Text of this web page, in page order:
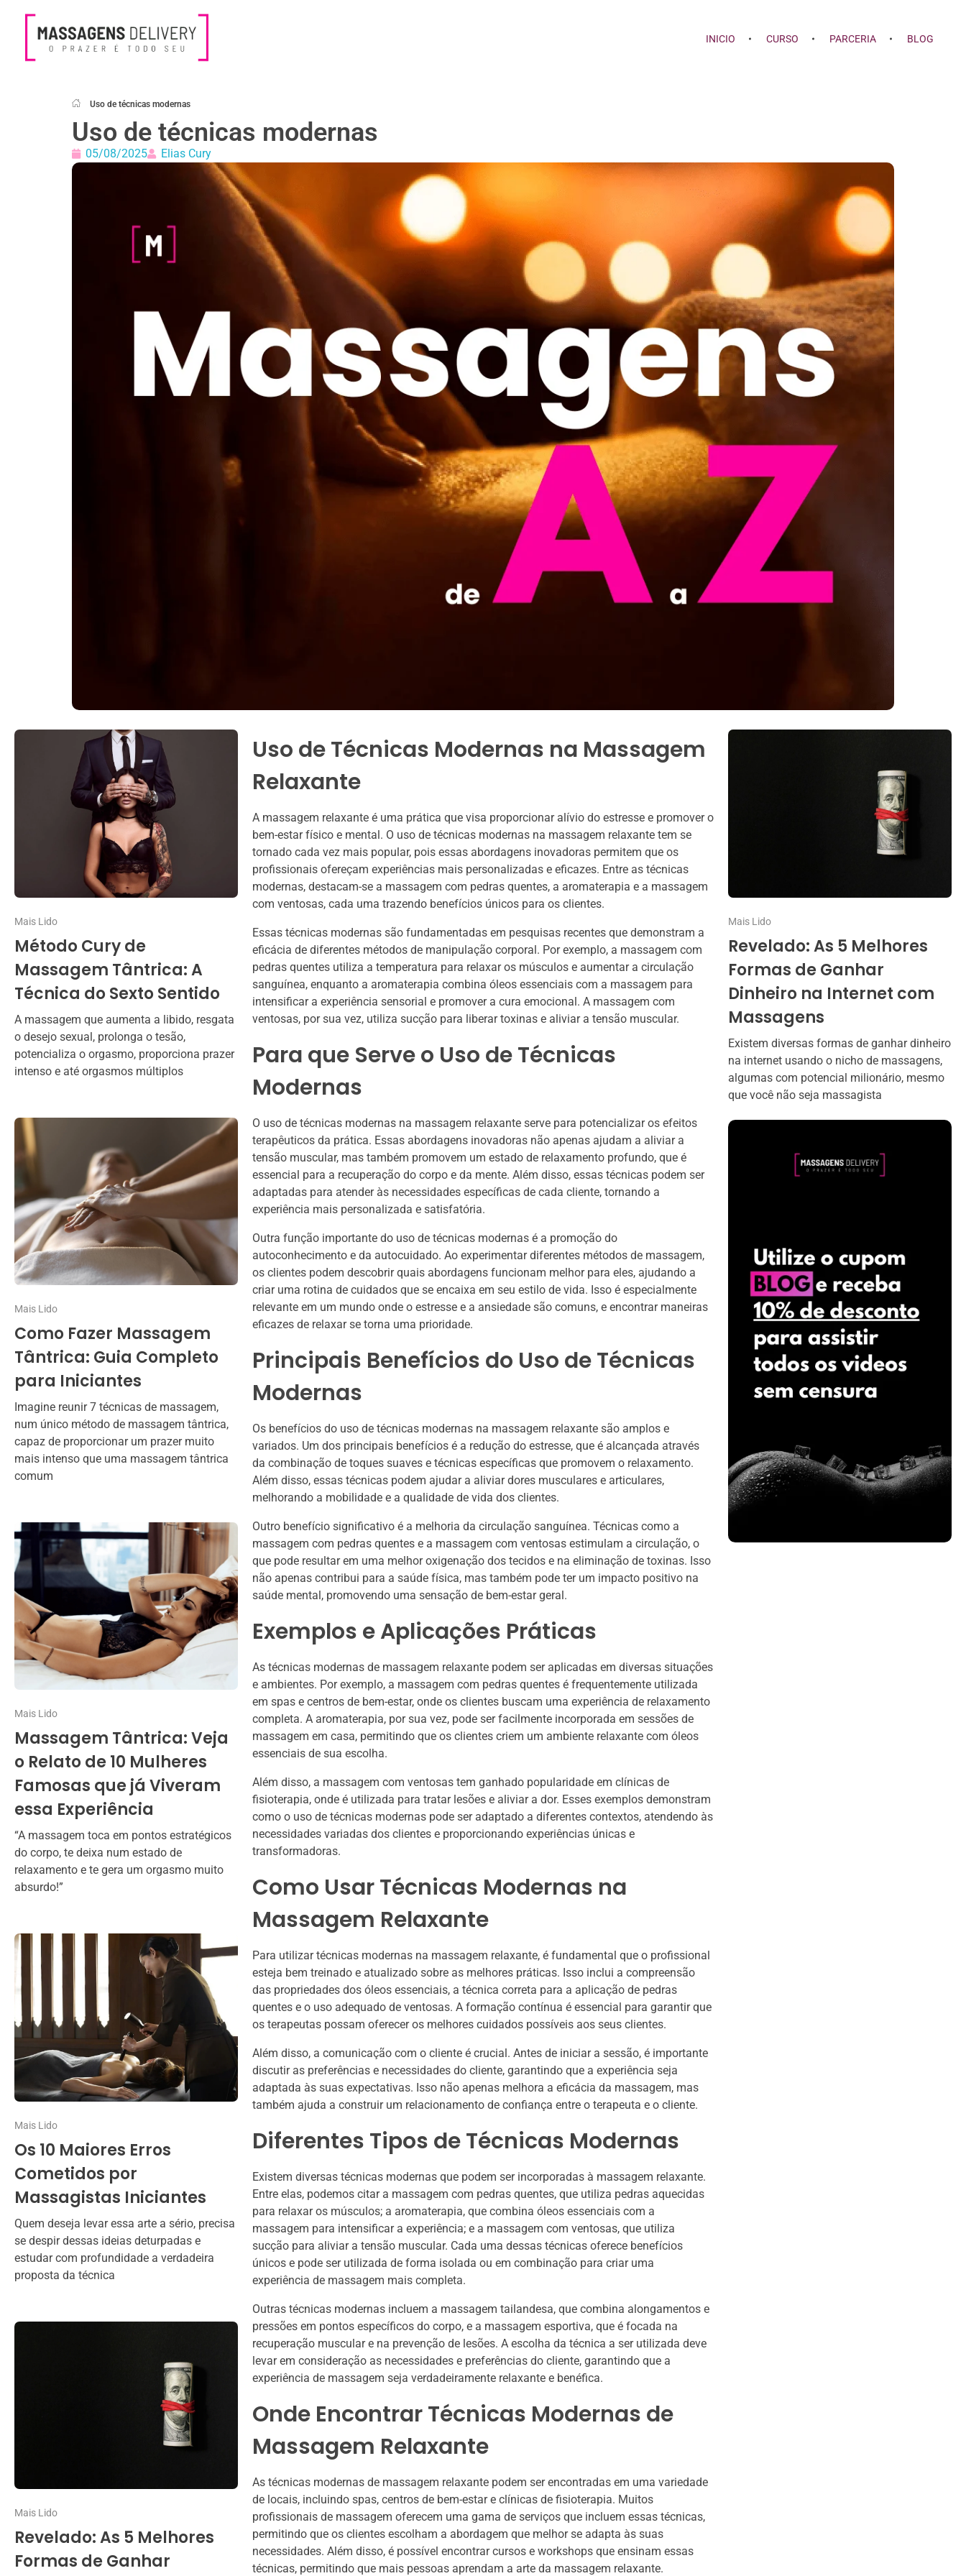
INICIO CURSO PARCERIA BLOG
Uso de técnicas modernas
Uso de técnicas modernas
05/08/2025 Elias Cury
Mais Lido
Método Cury de
Massagem Tântrica: A
Técnica do Sexto Sentido
A massagem que aumenta a libido, resgata
o desejo sexual, prolonga o tesão,
potencializa o orgasmo, proporciona prazer
intenso e até orgasmos múltiplos
Mais Lido
Como Fazer Massagem
Tântrica: Guia Completo
para Iniciantes
Imagine reunir 7 técnicas de massagem,
num único método de massagem tântrica,
capaz de proporcionar um prazer muito
mais intenso que uma massagem tântrica
comum
Mais Lido
Massagem Tântrica: Veja
o Relato de 10 Mulheres
Famosas que já Viveram
essa Experiência
“A massagem toca em pontos estratégicos
do corpo, te deixa num estado de
relaxamento e te gera um orgasmo muito
absurdo!”
Mais Lido
Os 10 Maiores Erros
Cometidos por
Massagistas Iniciantes
Quem deseja levar essa arte a sério, precisa
se despir dessas ideias deturpadas e
estudar com profundidade a verdadeira
proposta da técnica
Mais Lido
Revelado: As 5 Melhores
Formas de Ganhar
Uso de Técnicas Modernas na Massagem
Relaxante
A massagem relaxante é uma prática que visa proporcionar alívio do estresse e promover o
bem-estar físico e mental. O uso de técnicas modernas na massagem relaxante tem se
tornado cada vez mais popular, pois essas abordagens inovadoras permitem que os
profissionais ofereçam experiências mais personalizadas e eficazes. Entre as técnicas
modernas, destacam-se a massagem com pedras quentes, a aromaterapia e a massagem
com ventosas, cada uma trazendo benefícios únicos para os clientes.
Essas técnicas modernas são fundamentadas em pesquisas recentes que demonstram a
eficácia de diferentes métodos de manipulação corporal. Por exemplo, a massagem com
pedras quentes utiliza a temperatura para relaxar os músculos e aumentar a circulação
sanguínea, enquanto a aromaterapia combina óleos essenciais com a massagem para
intensificar a experiência sensorial e promover a cura emocional. A massagem com
ventosas, por sua vez, utiliza sucção para liberar toxinas e aliviar a tensão muscular.
Para que Serve o Uso de Técnicas
Modernas
O uso de técnicas modernas na massagem relaxante serve para potencializar os efeitos
terapêuticos da prática. Essas abordagens inovadoras não apenas ajudam a aliviar a
tensão muscular, mas também promovem um estado de relaxamento profundo, que é
essencial para a recuperação do corpo e da mente. Além disso, essas técnicas podem ser
adaptadas para atender às necessidades específicas de cada cliente, tornando a
experiência mais personalizada e satisfatória.
Outra função importante do uso de técnicas modernas é a promoção do
autoconhecimento e da autocuidado. Ao experimentar diferentes métodos de massagem,
os clientes podem descobrir quais abordagens funcionam melhor para eles, ajudando a
criar uma rotina de cuidados que se encaixa em seu estilo de vida. Isso é especialmente
relevante em um mundo onde o estresse e a ansiedade são comuns, e encontrar maneiras
eficazes de relaxar se torna uma prioridade.
Principais Benefícios do Uso de Técnicas
Modernas
Os benefícios do uso de técnicas modernas na massagem relaxante são amplos e
variados. Um dos principais benefícios é a redução do estresse, que é alcançada através
da combinação de toques suaves e técnicas específicas que promovem o relaxamento.
Além disso, essas técnicas podem ajudar a aliviar dores musculares e articulares,
melhorando a mobilidade e a qualidade de vida dos clientes.
Outro benefício significativo é a melhoria da circulação sanguínea. Técnicas como a
massagem com pedras quentes e a massagem com ventosas estimulam a circulação, o
que pode resultar em uma melhor oxigenação dos tecidos e na eliminação de toxinas. Isso
não apenas contribui para a saúde física, mas também pode ter um impacto positivo na
saúde mental, promovendo uma sensação de bem-estar geral.
Exemplos e Aplicações Práticas
As técnicas modernas de massagem relaxante podem ser aplicadas em diversas situações
e ambientes. Por exemplo, a massagem com pedras quentes é frequentemente utilizada
em spas e centros de bem-estar, onde os clientes buscam uma experiência de relaxamento
completa. A aromaterapia, por sua vez, pode ser facilmente incorporada em sessões de
massagem em casa, permitindo que os clientes criem um ambiente relaxante com óleos
essenciais de sua escolha.
Além disso, a massagem com ventosas tem ganhado popularidade em clínicas de
fisioterapia, onde é utilizada para tratar lesões e aliviar a dor. Esses exemplos demonstram
como o uso de técnicas modernas pode ser adaptado a diferentes contextos, atendendo às
necessidades variadas dos clientes e proporcionando experiências únicas e
transformadoras.
Como Usar Técnicas Modernas na
Massagem Relaxante
Para utilizar técnicas modernas na massagem relaxante, é fundamental que o profissional
esteja bem treinado e atualizado sobre as melhores práticas. Isso inclui a compreensão
das propriedades dos óleos essenciais, a técnica correta para a aplicação de pedras
quentes e o uso adequado de ventosas. A formação contínua é essencial para garantir que
os terapeutas possam oferecer os melhores cuidados possíveis aos seus clientes.
Além disso, a comunicação com o cliente é crucial. Antes de iniciar a sessão, é importante
discutir as preferências e necessidades do cliente, garantindo que a experiência seja
adaptada às suas expectativas. Isso não apenas melhora a eficácia da massagem, mas
também ajuda a construir um relacionamento de confiança entre o terapeuta e o cliente.
Diferentes Tipos de Técnicas Modernas
Existem diversas técnicas modernas que podem ser incorporadas à massagem relaxante.
Entre elas, podemos citar a massagem com pedras quentes, que utiliza pedras aquecidas
para relaxar os músculos; a aromaterapia, que combina óleos essenciais com a
massagem para intensificar a experiência; e a massagem com ventosas, que utiliza
sucção para aliviar a tensão muscular. Cada uma dessas técnicas oferece benefícios
únicos e pode ser utilizada de forma isolada ou em combinação para criar uma
experiência de massagem mais completa.
Outras técnicas modernas incluem a massagem tailandesa, que combina alongamentos e
pressões em pontos específicos do corpo, e a massagem esportiva, que é focada na
recuperação muscular e na prevenção de lesões. A escolha da técnica a ser utilizada deve
levar em consideração as necessidades e preferências do cliente, garantindo que a
experiência de massagem seja verdadeiramente relaxante e benéfica.
Onde Encontrar Técnicas Modernas de
Massagem Relaxante
As técnicas modernas de massagem relaxante podem ser encontradas em uma variedade
de locais, incluindo spas, centros de bem-estar e clínicas de fisioterapia. Muitos
profissionais de massagem oferecem uma gama de serviços que incluem essas técnicas,
permitindo que os clientes escolham a abordagem que melhor se adapta às suas
necessidades. Além disso, é possível encontrar cursos e workshops que ensinam essas
técnicas, permitindo que mais pessoas aprendam a arte da massagem relaxante.
Mais Lido
Revelado: As 5 Melhores
Formas de Ganhar
Dinheiro na Internet com
Massagens
Existem diversas formas de ganhar dinheiro
na internet usando o nicho de massagens,
algumas com potencial milionário, mesmo
que você não seja massagista